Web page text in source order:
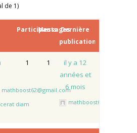
de 1)
Participants
MessagesDernière
publication
mathboost62@gmail.com
diam
1 1
il y a 12
années et
6 mois